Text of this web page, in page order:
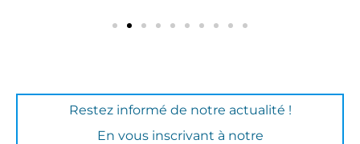
Restez informé de notre actualité !
En vous inscrivant à notre